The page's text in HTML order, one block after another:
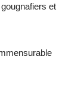
et